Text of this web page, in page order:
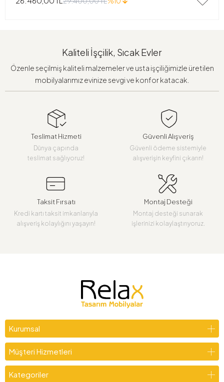
Kaliteli İşçilik, Sıcak Evler
Özenle seçilmiş kaliteli malzemeler ve usta işçiliğimizle üretilen
mobilyalarımız evinize sevgi ve konfor katacak.
Teslimat Hizmeti
Dünya çapında
teslimat sağlıyoruz!
Güvenli Alışveriş
Güvenli ödeme sistemiyle
alışverişin keyfini çıkarın!
Taksit Fırsatı
Kredi kartı taksit imkanlarıyla
alışveriş kolaylığını yaşayın!
Montaj Desteği
Montaj desteği sunarak
işlerinizi kolaylaştırıyoruz.
Kurumsal
Müşteri Hizmetleri
Kategoriler